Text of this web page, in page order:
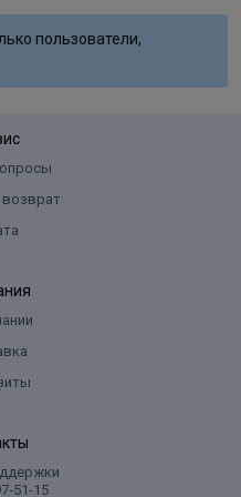
Alcohol, Sodium Lauryl
Sodium Cocoyl
Tocopherol.
пользователи,
возврат
15